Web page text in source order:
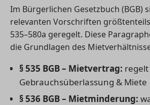
Im Bürgerlichen Gesetzbuch (BGB)
relevanten Vorschriften
535–580a geregelt. Diese
die Grundlagen des
§ 535 BGB – Mietvertrag: regelt
Gebrauchsüberlassung & Miete
§ 536 BGB – Mietminderung: